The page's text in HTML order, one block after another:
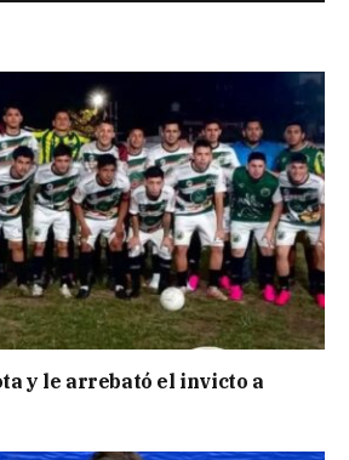
y le arrebató el invicto a